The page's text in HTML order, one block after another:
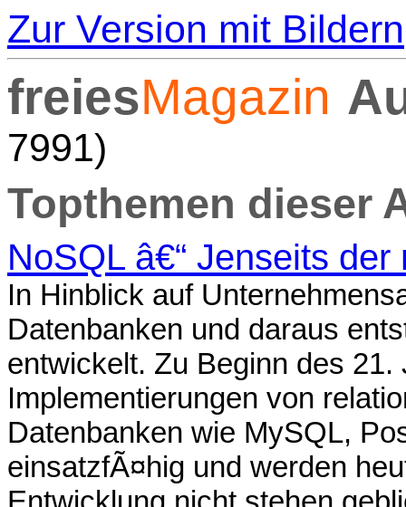
Zur Version mit Bildern
freiesMagazin
7991)
Topthemen dieser
NoSQL â€“ Jenseits
In Hinblick auf
Datenbanken und daraus
entwickelt. Zu Beginn des
Implementierungen von
Datenbanken wie MySQL,
einsatzfÃ¤hig und werden